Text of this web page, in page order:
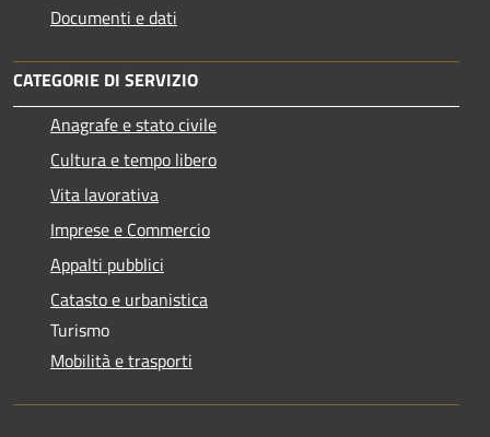
Documenti e dati
CATEGORIE DI SERVIZIO
Anagrafe e stato civile
Cultura e tempo libero
Vita lavorativa
Imprese e Commercio
Appalti pubblici
Catasto e urbanistica
Turismo
Mobilità e trasporti